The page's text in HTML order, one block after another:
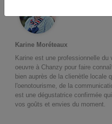
Karine Moréteaux
Karine est une professionnelle
oeuvre à Chanzy pour faire
bien auprès de la clienètle locale
l'oenotourisme, de la
est une dégustatrice confirmée
vos goûts et envies du moment.